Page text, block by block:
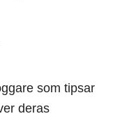
som tipsar
deras